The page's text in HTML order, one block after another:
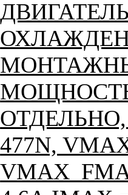
ОТДЕЛЬНО,
477N,